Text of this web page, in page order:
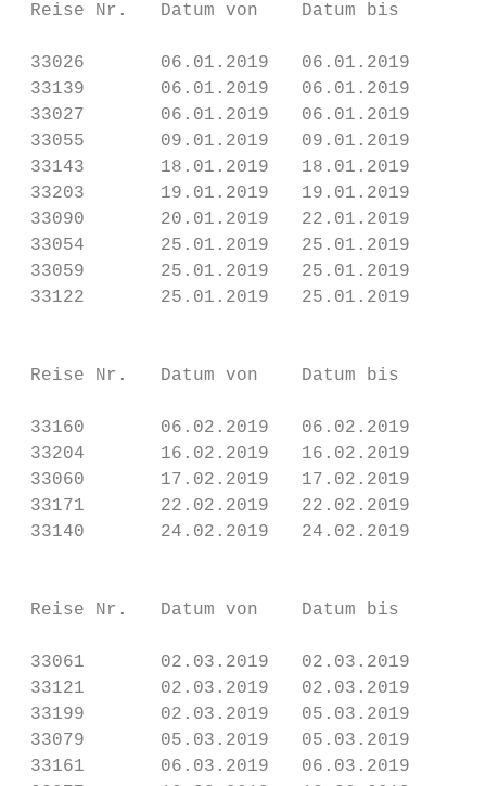
Reise Nr.   Datum von    Datum bis
33026       06.01.2019   06.01.2019
33139       06.01.2019   06.01.2019
33027       06.01.2019   06.01.2019
33055       09.01.2019   09.01.2019
33143       18.01.2019   18.01.2019
33203       19.01.2019   19.01.2019
33090       20.01.2019   22.01.2019
33054       25.01.2019   25.01.2019
33059       25.01.2019   25.01.2019
33122       25.01.2019   25.01.2019
Reise Nr.   Datum von    Datum bis
33160       06.02.2019   06.02.2019
33204       16.02.2019   16.02.2019
33060       17.02.2019   17.02.2019
33171       22.02.2019   22.02.2019
33140       24.02.2019   24.02.2019
Reise Nr.   Datum von    Datum bis
33061       02.03.2019   02.03.2019
33121       02.03.2019   02.03.2019
33199       02.03.2019   05.03.2019
33079       05.03.2019   05.03.2019
33161       06.03.2019   06.03.2019